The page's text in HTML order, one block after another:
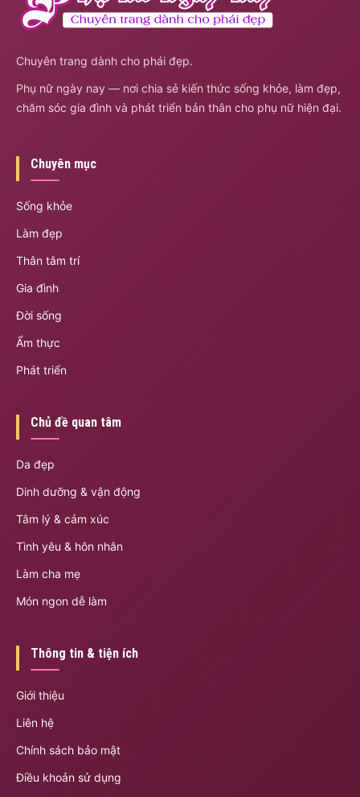
Chuyên trang dành cho phái đẹp.
Phụ nữ ngày nay — nơi chia sẻ kiến thức sống khỏe, làm đẹp,
chăm sóc gia đình và phát triển bản thân cho phụ nữ hiện đại.
Chuyên mục
Sống khỏe
Làm đẹp
Thân tâm trí
Gia đình
Đời sống
Ẩm thực
Phát triển
Chủ đề quan tâm
Da đẹp
Dinh dưỡng & vận động
Tâm lý & cảm xúc
Tình yêu & hôn nhân
Làm cha mẹ
Món ngon dễ làm
Thông tin & tiện ích
Giới thiệu
Liên hệ
Chính sách bảo mật
Điều khoản sử dụng